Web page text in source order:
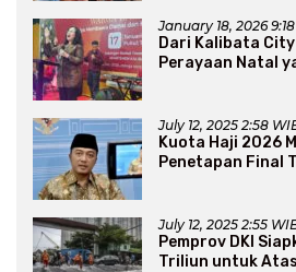
January 18, 2026
Dari Kalibata
Perayaan Natal
July 12, 2025 2:58
Kuota Haji 2026
Penetapan Final
July 12, 2025 2:55
Pemprov DKI
Triliun untuk